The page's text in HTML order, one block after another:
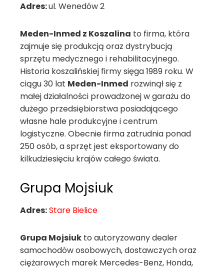
Adres:ul. Wenedów 2
Meden-Inmed z Koszalina to firma, która
zajmuje się produkcją oraz dystrybucją
sprzętu medycznego i rehabilitacyjnego.
Historia koszalińskiej firmy sięga 1989 roku. W
ciągu 30 lat Meden-Inmed rozwinął się z
małej działalności prowadzonej w garażu do
dużego przedsiębiorstwa posiadającego
własne hale produkcyjne i centrum
logistyczne. Obecnie firma zatrudnia ponad
250 osób, a sprzęt jest eksportowany do
kilkudziesięciu krajów całego świata.
Grupa Mojsiuk
Adres:Stare Bielice
Grupa Mojsiuk to autoryzowany dealer
samochodów osobowych, dostawczych oraz
ciężarowych marek Mercedes-Benz, Honda,